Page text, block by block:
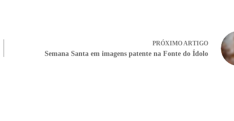
PRÓXIMOARTIGO
Semana Santa em imagens patente na Fonte do Ídolo